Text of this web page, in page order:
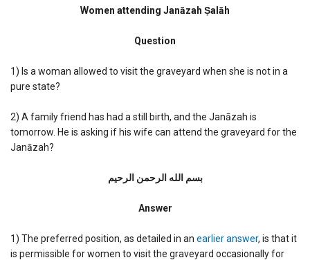
attending
Women attending Janāzah Ṣalāh
Question
1) Is a woman allowed to visit the graveyard when she is not in a
pure state?
2) A family friend has had a still birth, and the Janāzah is
tomorrow. He is asking if his wife can attend the graveyard for the
Janāzah?
بسم الله الرحمن الرحیم
Answer
1) The preferred position, as detailed in an earlier answer, is that it
is permissible for women to visit the graveyard occasionally for